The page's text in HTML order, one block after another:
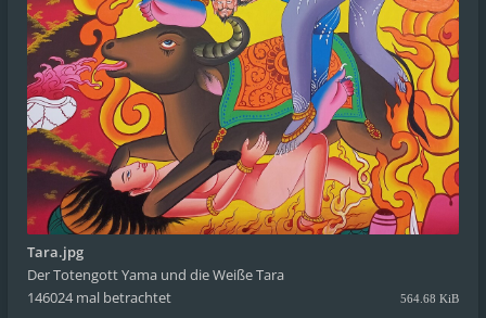
Tara.jpg
Der Totengott Yama und die Weiße Tara
146024 mal betrachtet
564.68 KiB